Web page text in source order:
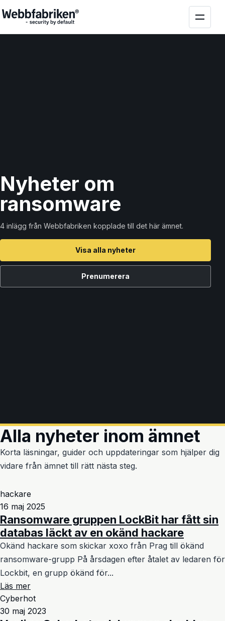
Nyheter om
ransomware
4 inlägg från Webbfabriken kopplade till det här ämnet.
Visa alla nyheter
Prenumerera
Alla nyheter inom ämnet
Korta läsningar, guider och uppdateringar som hjälper dig
vidare från ämnet till rätt nästa steg.
hackare
16 maj 2025
Ransomware gruppen LockBit har fått sin
databas läckt av en okänd hackare
Okänd hackare som skickar xoxo från Prag till ökänd
ransomware-grupp På årsdagen efter åtalet av ledaren för
Lockbit, en grupp ökänd för...
Läs mer
Cyberhot
30 maj 2023